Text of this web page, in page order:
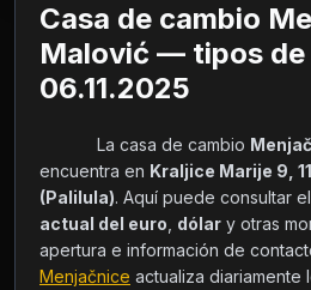
Casa de cambio
Malović — tipos de
06.11.2025
            La casa de cambio
encuentra en Kraljice Marije 9,
(Palilula). Aquí puede consultar el
actual del euro dólar y otras
apertura e información de
Menjačnice actualiza diariamente